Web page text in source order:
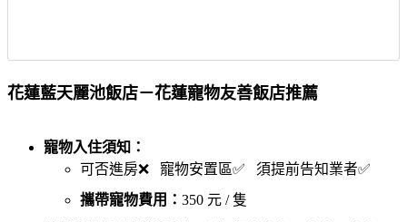
花蓮藍天麗池飯店－花蓮寵物友善飯店推薦
寵物入住須知：
可否進房❌ 寵物安置區✅ 須提前告知業者✅
攜帶寵物費用： 350 元 / 隻